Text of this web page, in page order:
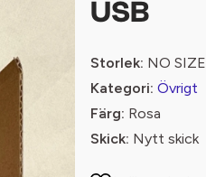
USB
Storlek: NO SIZE
Kategori: Övrigt
Färg: Rosa
Skick: Nytt skick